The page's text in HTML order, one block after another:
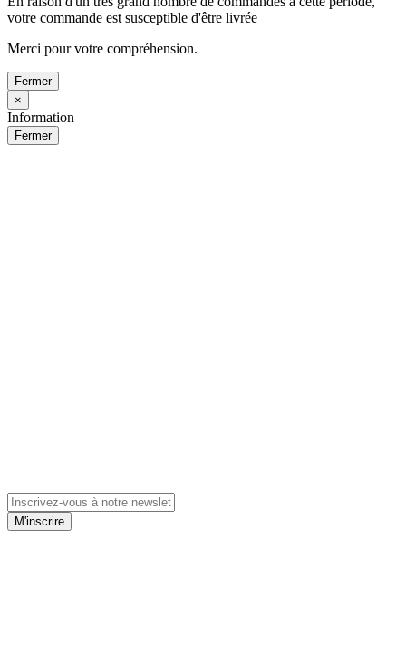
votre commande est susceptible d'être livrée
Merci pour votre compréhension.
Fermer
×
Information
Fermer
M'inscrire